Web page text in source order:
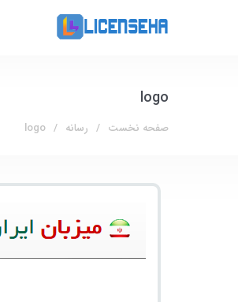
logo
صفحه نخست رسانه logo